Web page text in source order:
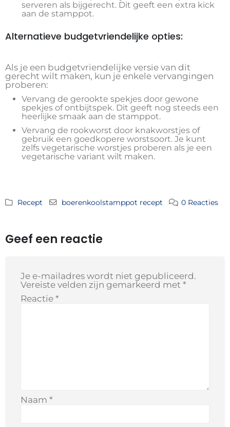
serveren als bijgerecht. Dit geeft een extra kick
aan de stamppot.
Alternatieve budgetvriendelijke opties:
Als je een budgetvriendelijke versie van dit
gerecht wilt maken, kun je enkele vervangingen
proberen:
Vervang de gerookte spekjes door gewone
spekjes of ontbijtspek. Dit geeft nog steeds een
heerlijke smaak aan de stamppot.
Vervang de rookworst door knakworstjes of
gebruik een goedkopere worstsoort. Je kunt
zelfs vegetarische worstjes proberen als je een
vegetarische variant wilt maken.
Recept boerenkoolstamppot recept 0 Reacties
Geef een reactie
Je e-mailadres wordt niet gepubliceerd.
Vereiste velden zijn gemarkeerd met *
Reactie *
Naam *